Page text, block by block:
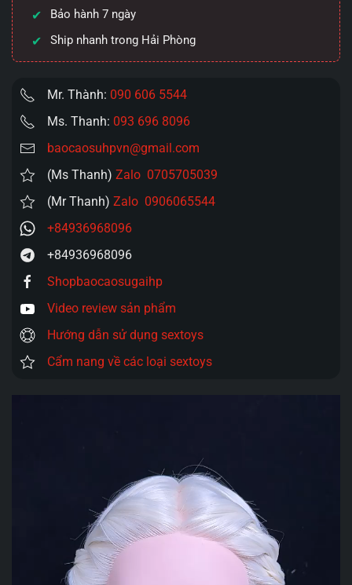
Hóa”
Theo
Ý
Bạn
lượng
Bảo hành 7 ngày
Ship nhanh trong Hải Phòng
Mr. Thành: 090 606 5544
Ms. Thanh: 093 696 8096
baocaosuhpvn@gmail.com
(Ms Thanh) Zalo 0705705039
(Mr Thanh) Zalo 0906065544
+84936968096
+84936968096
Shopbaocaosugaihp
Video review sản phẩm
Hướng dẫn sử dụng sextoys
Cẩm nang về các loại sextoys